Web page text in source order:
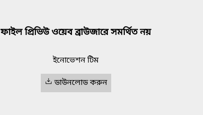
ফাইল প্রিভিউ ওয়েব ব্রাউজারে সমর্থিত নয়
ইনোভেশন টিম
ডাউনলোড করুন